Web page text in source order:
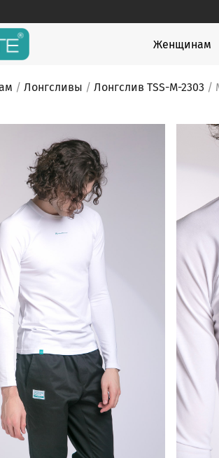
магазин медицинской одеждыЖенщинам
/ Лонгсливы / Лонгслив TSS-M-2303 /